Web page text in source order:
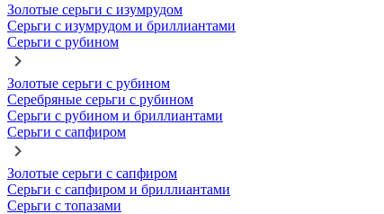
Золотые серьги с изумрудом
Серьги с изумрудом и бриллиантами
Серьги с рубином
Золотые серьги с рубином
Серебряные серьги с рубином
Серьги с рубином и бриллиантами
Серьги с сапфиром
Золотые серьги с сапфиром
Серьги с сапфиром и бриллиантами
Серьги с топазами